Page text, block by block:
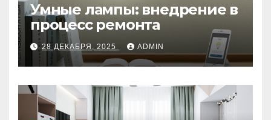
Умные лампы: внедрение в
процесс ремонта
28 ДЕКАБРЯ, 2025 ADMIN